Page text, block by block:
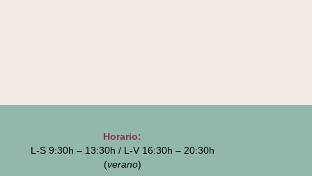
Horario:
L-S 9:30h – 13:30h / L-V 16:30h – 20:30h
(verano)